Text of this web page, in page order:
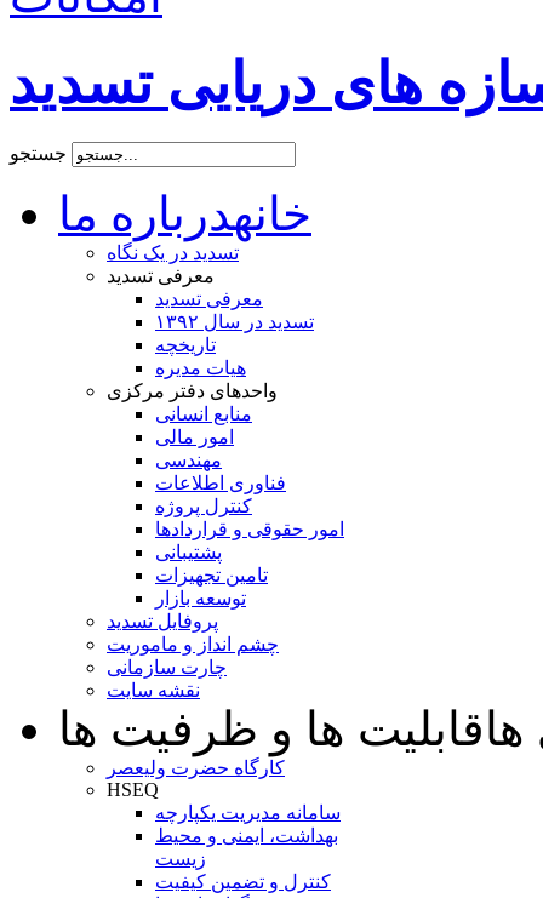
های دریایی تسدید
خانهدرباره ما
تسدید در یک نگاه
معرفی تسدید
معرفی تسدید
تسدید در سال ۱۳۹۲
تاریخچه
هیات مدیره
واحدهای دفتر مرکزی
منابع انسانی
امور مالی
مهندسی
فناوری اطلاعات
کنترل پروژه
امور حقوقی و قراردادها
پشتیبانی
تامین تجهیزات
توسعه بازار
پروفایل تسدید
چشم انداز و ماموریت
چارت سازمانی
نقشه سایت
هاقابلیت ها و ظرفیت ها
کارگاه حضرت ولیعصر
HSEQ
سامانه مدیریت یکپارچه
بهداشت، ایمنی و محیط
زیست
کنترل و تضمین کیفیت